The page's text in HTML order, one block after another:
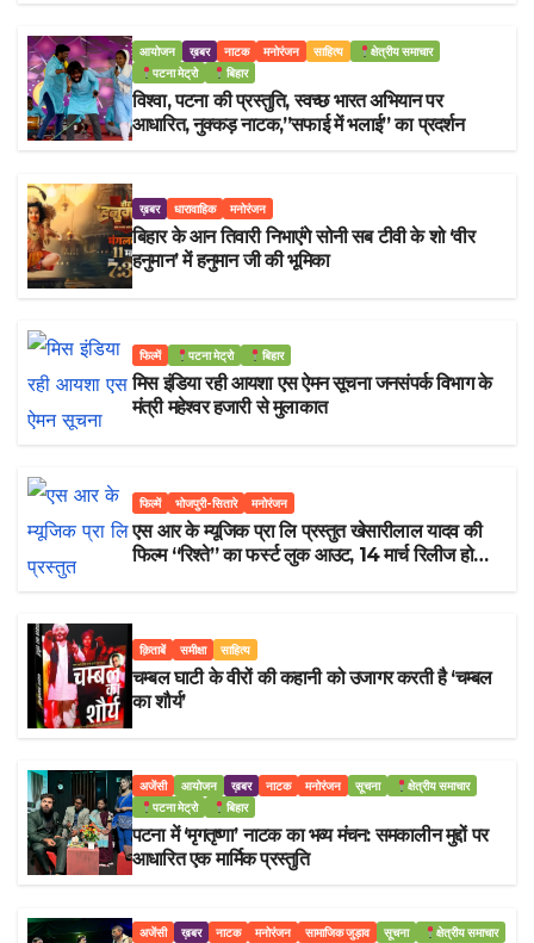
आयोजन ख़बर नाटक मनोरंजन साहित्य
क्षेत्रीय समाचार
पटना मेट्रो
बिहार
विश्वा, पटना की प्रस्तुति, स्वच्छ भारत अभियान पर
आधारित, नुक्कड़ नाटक,”सफाई में भलाई” का प्रदर्शन
ख़बर धारावाहिक मनोरंजन
बिहार के आन तिवारी निभाएंगे सोनी सब टीवी के शो ‘वीर
हनुमान’ में हनुमान जी की भूमिका
फिल्में पटना मेट्रो बिहार
मिस इंडिया रही आयशा एस ऐमन सूचना जनसंपर्क विभाग के
मंत्री महेश्वर हजारी से मुलाकात
फिल्में भोजपुरी-सितारे मनोरंजन
एस आर के म्यूजिक प्रा लि प्रस्तुत खेसारीलाल यादव की
फिल्म “रिश्ते” का फर्स्ट लुक आउट, 14 मार्च रिलीज होगी
क़िताबें समीक्षा साहित्य
चम्बल घाटी के वीरों की कहानी को उजागर करती है ‘चम्बल
का शौर्य’
अजेंसी आयोजन ख़बर नाटक मनोरंजन सूचना
क्षेत्रीय समाचार
पटना मेट्रो
बिहार
पटना में ‘मृगतृष्णा’ नाटक का भव्य मंचन: समकालीन मुद्दों पर
आधारित एक मार्मिक प्रस्तुति
अजेंसी ख़बर नाटक मनोरंजन सामाजिक जुड़ाव सूचना
क्षेत्रीय समाचार